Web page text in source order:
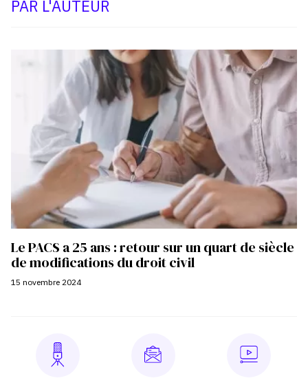
PAR L'AUTEUR
Le PACS a 25 ans : retour sur un quart de siècle
de modifications du droit civil
15 novembre 2024